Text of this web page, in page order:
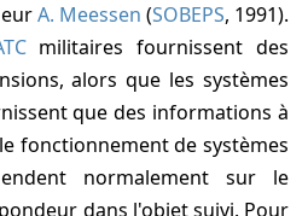
A. Meessen (SOBEPS, 1991).
militaires fournissent des
alors que les systèmes
que des informations à
fonctionnement de systèmes
normalement sur le
dans l'objet suivi. Pour